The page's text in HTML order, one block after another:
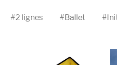
#2 lignes #Ballet #